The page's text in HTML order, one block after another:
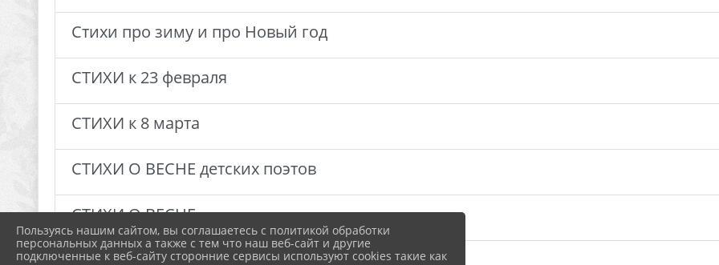
Стихи про зиму и про Новый год
СТИХИ к 23 февраля
СТИХИ к 8 марта
СТИХИ О ВЕСНЕ детских поэтов
СТИХИ О ВЕСНЕ
Пользуясь нашим сайтом, вы соглашаетесь с политикой обработки
персональных данных а также с тем что наш веб-сайт и другие
подключенные к веб-сайту сторонние сервисы используют cookies такие как